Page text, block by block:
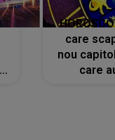
care
nou
care